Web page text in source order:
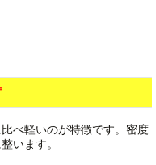
べ軽いのが特徴です。密度
います。